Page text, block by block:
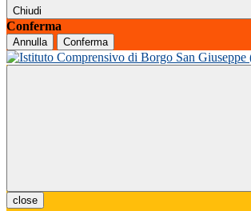
Chiudi
Conferma
Annulla Conferma
close